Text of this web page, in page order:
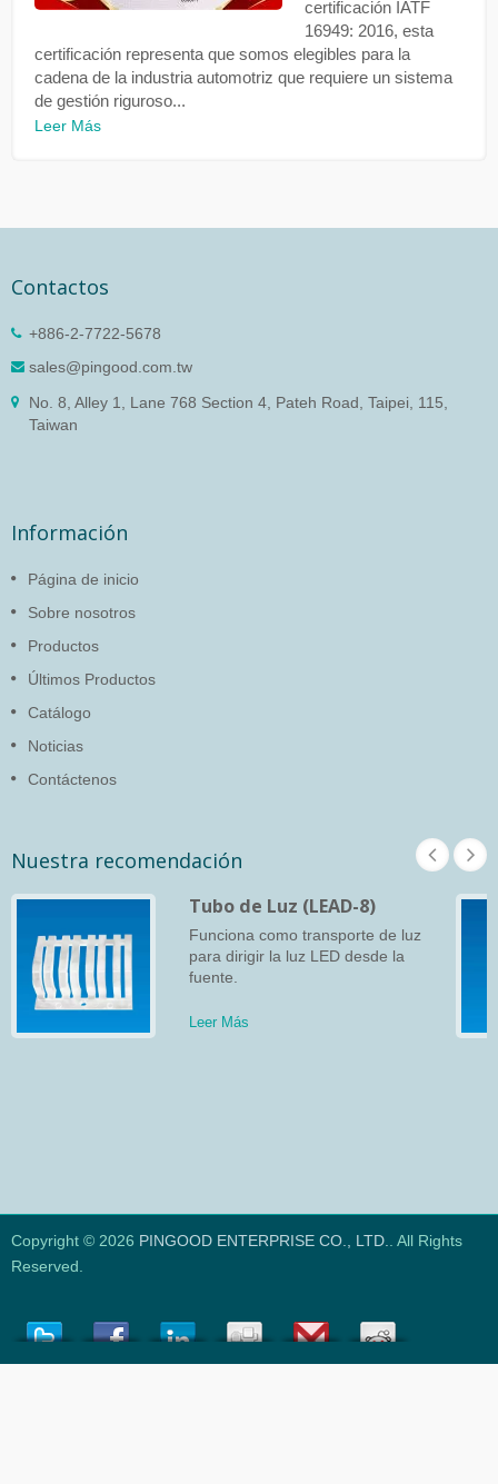
certificación IATF
16949: 2016, esta
certificación representa que somos elegibles para la
cadena de la industria automotriz que requiere un sistema
de gestión riguroso...
Leer Más
Contactos
+886-2-7722-5678
sales@pingood.com.tw
No. 8, Alley 1, Lane 768 Section 4, Pateh Road, Taipei, 115,
Taiwan
Información
Página de inicio
Sobre nosotros
Productos
Últimos Productos
Catálogo
Noticias
Contáctenos
Nuestra recomendación
Tubo de Luz (LEAD-8)
Funciona como transporte de luz
para dirigir la luz LED desde la
fuente.
Leer Más
Copyright © 2026 PINGOOD ENTERPRISE CO., LTD.. All Rights
Reserved.